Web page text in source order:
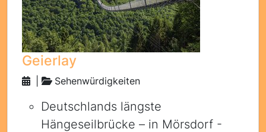
Geierlay
Sehenwürdigkeiten
Deutschlands längste
Hängeseilbrücke – in Mörsdorf -